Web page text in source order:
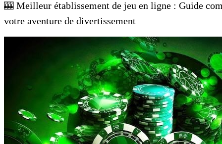
🎰 Meilleur établissement de jeu en ligne : Guide
votre aventure de divertissement